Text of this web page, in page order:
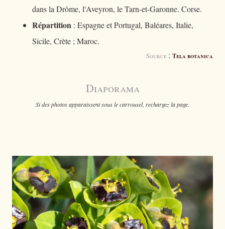
dans la Drôme, l'Aveyron, le Tarn-et-Garonne. Corse.
Répartition : Espagne et Portugal, Baléares, Italie,
Sicile, Crète ; Maroc.
Source : Tela botanica
Diaporama
Si des photos apparaissent sous le carrousel, rechargez la page.